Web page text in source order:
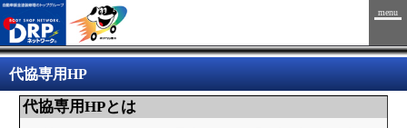
menu
代協専用HP
代協専用HPとは